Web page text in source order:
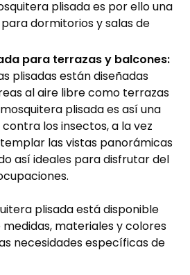
plisada es por ello una
dormitorios y salas de
para terrazas y balcones:
plisadas están diseñadas
al aire libre como terrazas
plisada es así una
los insectos, a la vez
las vistas panorámicas
así ideales para disfrutar del
plisada está disponible
materiales y colores
necesidades específicas de